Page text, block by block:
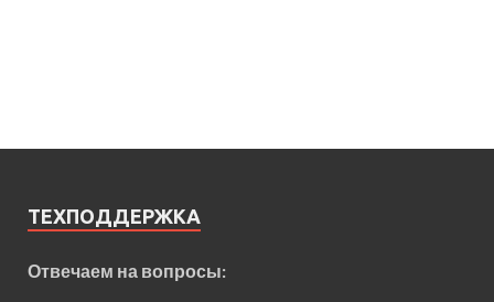
ТЕХПОДДЕРЖКА
Отвечаем на вопросы: